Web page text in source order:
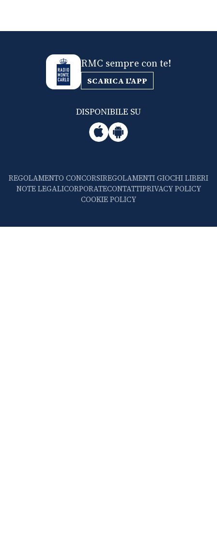
RMC sempre con te!
SCARICA L'APP
DISPONIBILE SU
REGOLAMENTO CONCORSIREGOLAMENTI GIOCHI LIBERI
NOTE LEGALICORPORATECONTATTIPRIVACY POLICY
COOKIE POLICY